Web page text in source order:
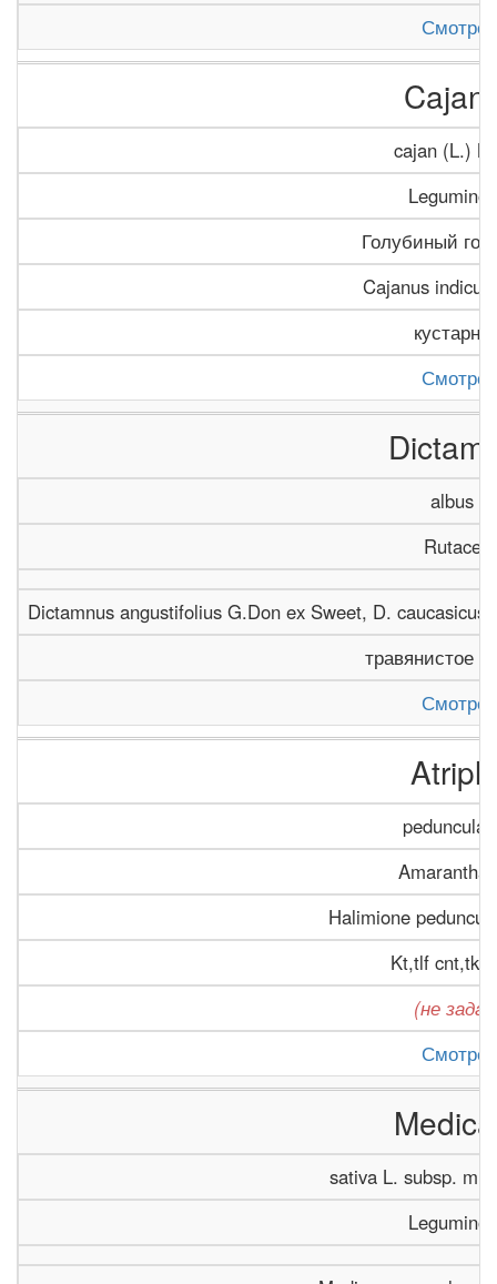
cajan (L.)
Голубиный
Cajanus
albus L.
Dictamnus angustifolius G.Don ex Sweet, D.
травянистое
Halimione
Kt,tlf
(не
sativa L. subsp.